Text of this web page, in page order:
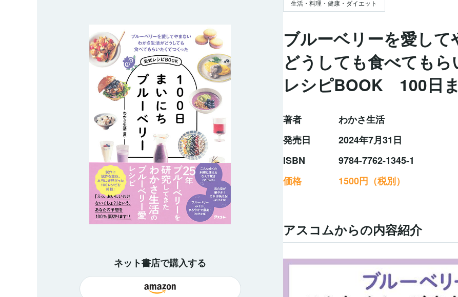
ネット書店で購入する
生活・料理・健康・ダイエット
ブルーベリーを愛し
どうしても食べても
レシピBOOK 100日
著者
わかさ生活
発売日
2024年7月31日
ISBN
9784-7762-1345-1
価格
1500円（税別）
アスコムからの内容紹介